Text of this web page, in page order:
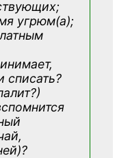
угрюм(а);
списать?